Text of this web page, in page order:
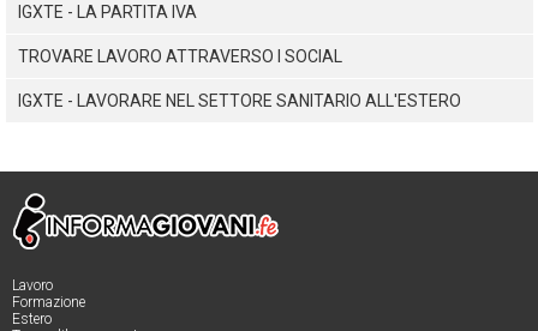
IGXTE - LA PARTITA IVA
TROVARE LAVORO ATTRAVERSO I SOCIAL
IGXTE - LAVORARE NEL SETTORE SANITARIO ALL'ESTERO
Lavoro
Formazione
Estero